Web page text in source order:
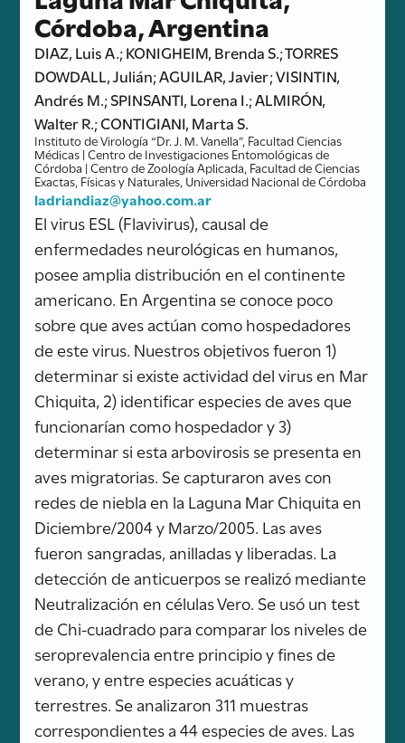
Córdoba, Argentina
DIAZ, Luis A.; KONIGHEIM, Brenda S.; TORRES
DOWDALL, Julián; AGUILAR, Javier; VISINTIN,
Andrés M.; SPINSANTI, Lorena I.; ALMIRÓN,
Walter R.; CONTIGIANI, Marta S.
Instituto de Virología “Dr. J. M. Vanella”, Facultad Ciencias
Médicas | Centro de Investigaciones Entomológicas de
Córdoba | Centro de Zoología Aplicada, Facultad de Ciencias
Exactas, Físicas y Naturales, Universidad Nacional de Córdoba
ladriandiaz@yahoo.com.ar
El virus ESL (Flavivirus), causal de
enfermedades neurológicas en humanos,
posee amplia distribución en el continente
americano. En Argentina se conoce poco
sobre que aves actúan como hospedadores
de este virus. Nuestros objetivos fueron 1)
determinar si existe actividad del virus en Mar
Chiquita, 2) identificar especies de aves que
funcionarían como hospedador y 3)
determinar si esta arbovirosis se presenta en
aves migratorias. Se capturaron aves con
redes de niebla en la Laguna Mar Chiquita en
Diciembre/2004 y Marzo/2005. Las aves
fueron sangradas, anilladas y liberadas. La
detección de anticuerpos se realizó mediante
Neutralización en células Vero. Se usó un test
de Chi-cuadrado para comparar los niveles de
seroprevalencia entre principio y fines de
verano, y entre especies acuáticas y
terrestres. Se analizaron 311 muestras
correspondientes a 44 especies de aves. Las